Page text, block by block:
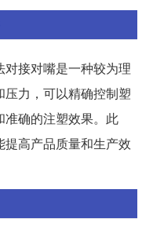
接对嘴是一种较为理
力，可以精确控制塑
确的注塑效果。此
高产品质量和生产效